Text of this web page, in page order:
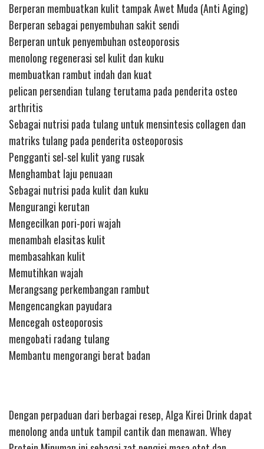
Berperan membuatkan kulit tampak Awet Muda (Anti Aging)
Berperan sebagai penyembuhan sakit sendi
Berperan untuk penyembuhan osteoporosis
menolong regenerasi sel kulit dan kuku
membuatkan rambut indah dan kuat
pelican persendian tulang terutama pada penderita osteo
arthritis
Sebagai nutrisi pada tulang untuk mensintesis collagen dan
matriks tulang pada penderita osteoporosis
Pengganti sel-sel kulit yang rusak
Menghambat laju penuaan
Sebagai nutrisi pada kulit dan kuku
Mengurangi kerutan
Mengecilkan pori-pori wajah
menambah elasitas kulit
membasahkan kulit
Memutihkan wajah
Merangsang perkembangan rambut
Mengencangkan payudara
Mencegah osteoporosis
mengobati radang tulang
Membantu mengorangi berat badan
Dengan perpaduan dari berbagai resep, Alga Kirei Drink dapat
menolong anda untuk tampil cantik dan menawan. Whey